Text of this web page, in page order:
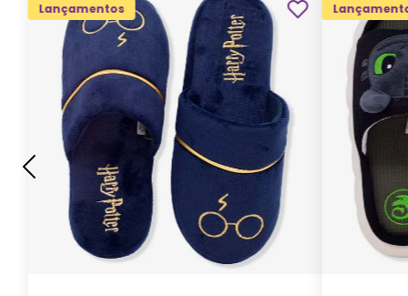
Lançamentos
G GG M P
ADICIONAR AO
CARRINHO